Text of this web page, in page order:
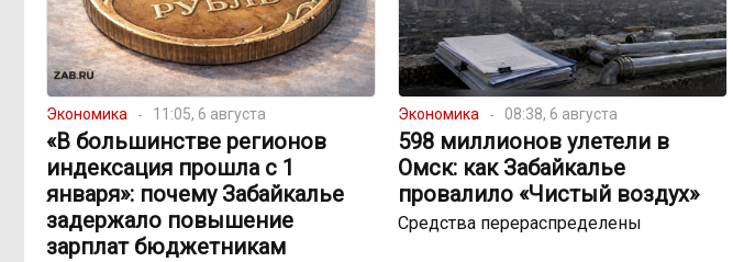
Экономика 11:05, 6 августа
«В большинстве регионов
индексация прошла с 1
января»: почему Забайкалье
задержало повышение
зарплат бюджетникам
Экономика 08:38, 6 августа
598 миллионов улетели в
Омск: как Забайкалье
провалило «Чистый воздух»
Средства перераспределены